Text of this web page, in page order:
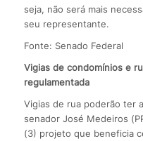
seja, não será mais
seu representante.
Fonte: Senado Federal
Vigias de condomínios e
regulamentada
Vigias de rua poderão ter
senador José Medeiros
(3) projeto que beneficia